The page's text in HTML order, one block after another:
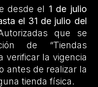
desde el 1 de julio
el 31 de julio del
que se
de “Tiendas
verificar la vigencia
antes de realizar la
tienda física.